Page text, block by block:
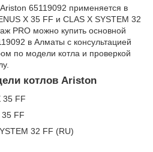
65119092 применяется в
X 35 FF и CLAS X SYSTEM 32
PRO можно купить основной
в Алматы с консультацией
по модели котла и проверкой
котлов Ariston
35 FF
FF
32 FF (RU)